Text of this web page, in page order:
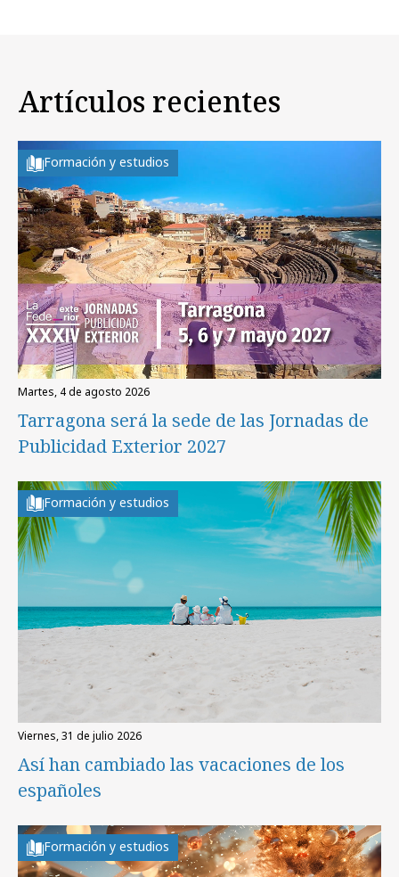
Artículos recientes
Formación y estudios
martes, 4 de agosto 2026
Tarragona será la sede de las Jornadas de
Publicidad Exterior 2027
Formación y estudios
viernes, 31 de julio 2026
Así han cambiado las vacaciones de los
españoles
Formación y estudios